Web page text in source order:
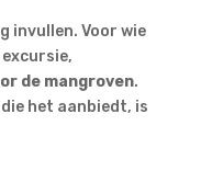
invullen. Voor wie
de mangroven.
die het aanbiedt, is